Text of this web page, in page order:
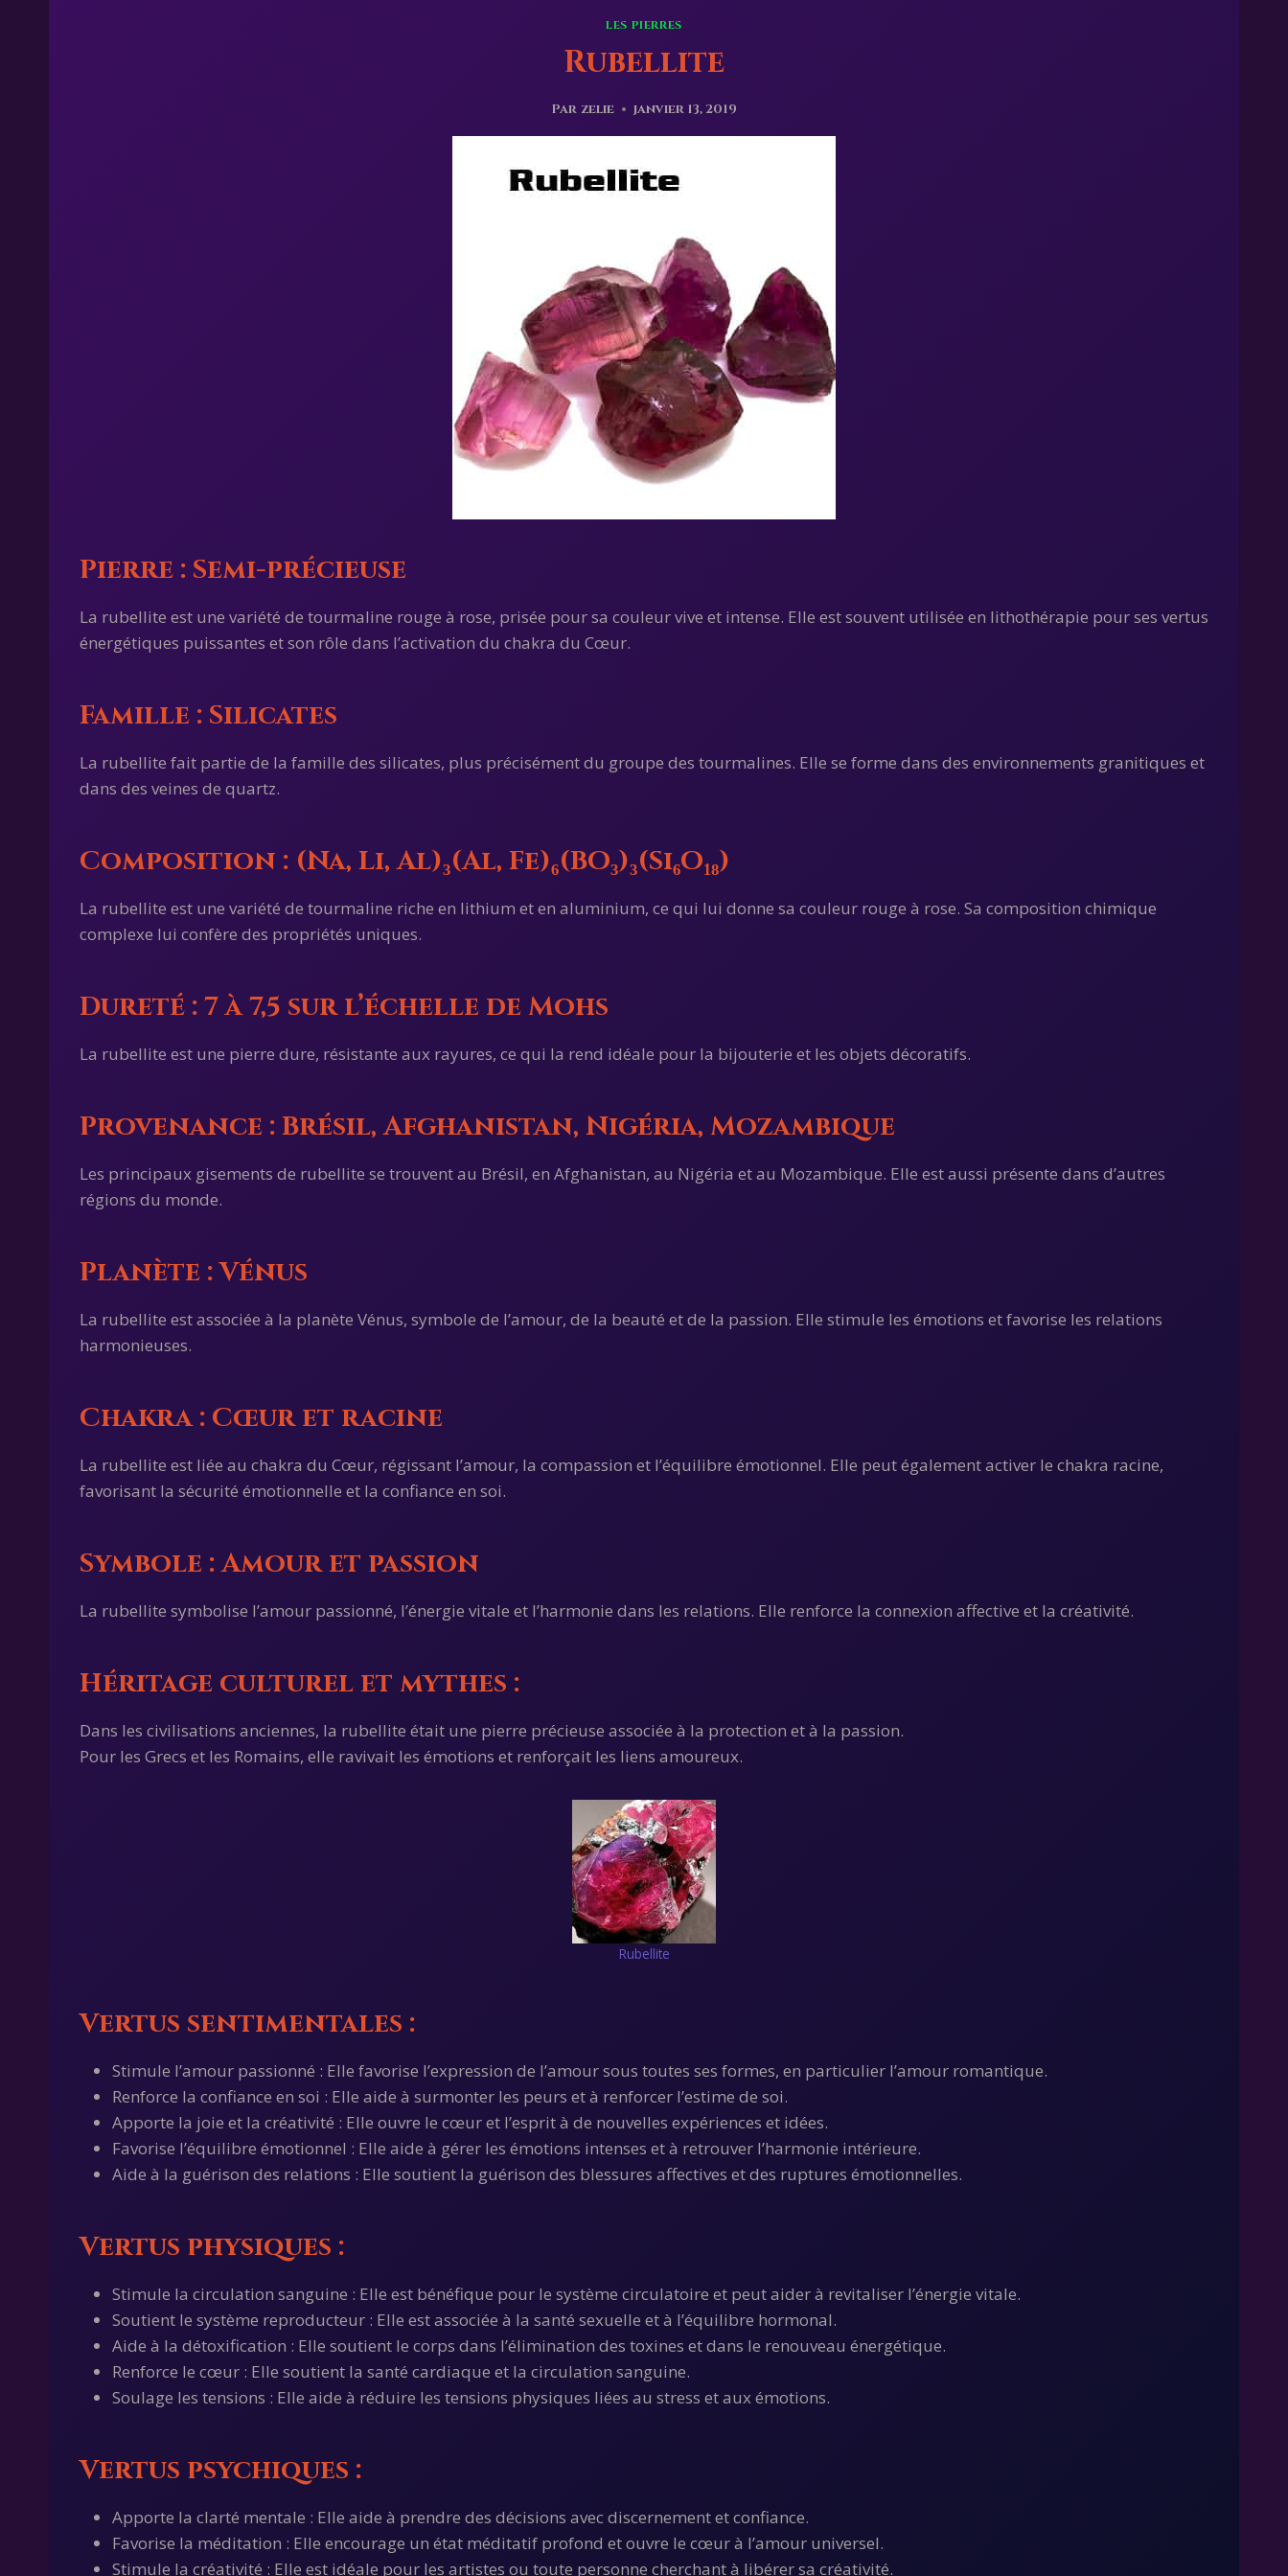
LES PIERRES
Rubellite
Par zelie janvier 13, 2019
Pierre : Semi-précieuse
La rubellite est une variété de tourmaline rouge à rose, prisée pour sa couleur vive et intense. Elle est souvent utilisée en lithothérapie pour ses vertus
énergétiques puissantes et son rôle dans l’activation du chakra du Cœur.
Famille : Silicates
La rubellite fait partie de la famille des silicates, plus précisément du groupe des tourmalines. Elle se forme dans des environnements granitiques et
dans des veines de quartz.
Composition : (Na, Li, Al)₃(Al, Fe)₆(BO₃)₃(Si₆O₁₈)
La rubellite est une variété de tourmaline riche en lithium et en aluminium, ce qui lui donne sa couleur rouge à rose. Sa composition chimique
complexe lui confère des propriétés uniques.
Dureté : 7 à 7,5 sur l’échelle de Mohs
La rubellite est une pierre dure, résistante aux rayures, ce qui la rend idéale pour la bijouterie et les objets décoratifs.
Provenance : Brésil, Afghanistan, Nigéria, Mozambique
Les principaux gisements de rubellite se trouvent au Brésil, en Afghanistan, au Nigéria et au Mozambique. Elle est aussi présente dans d’autres
régions du monde.
Planète : Vénus
La rubellite est associée à la planète Vénus, symbole de l’amour, de la beauté et de la passion. Elle stimule les émotions et favorise les relations
harmonieuses.
Chakra : Cœur et racine
La rubellite est liée au chakra du Cœur, régissant l’amour, la compassion et l’équilibre émotionnel. Elle peut également activer le chakra racine,
favorisant la sécurité émotionnelle et la confiance en soi.
Symbole : Amour et passion
La rubellite symbolise l’amour passionné, l’énergie vitale et l’harmonie dans les relations. Elle renforce la connexion affective et la créativité.
Héritage culturel et mythes :
Dans les civilisations anciennes, la rubellite était une pierre précieuse associée à la protection et à la passion.
Pour les Grecs et les Romains, elle ravivait les émotions et renforçait les liens amoureux.
Rubellite
Vertus sentimentales :
Stimule l’amour passionné : Elle favorise l’expression de l’amour sous toutes ses formes, en particulier l’amour romantique.
Renforce la confiance en soi : Elle aide à surmonter les peurs et à renforcer l’estime de soi.
Apporte la joie et la créativité : Elle ouvre le cœur et l’esprit à de nouvelles expériences et idées.
Favorise l’équilibre émotionnel : Elle aide à gérer les émotions intenses et à retrouver l’harmonie intérieure.
Aide à la guérison des relations : Elle soutient la guérison des blessures affectives et des ruptures émotionnelles.
Vertus physiques :
Stimule la circulation sanguine : Elle est bénéfique pour le système circulatoire et peut aider à revitaliser l’énergie vitale.
Soutient le système reproducteur : Elle est associée à la santé sexuelle et à l’équilibre hormonal.
Aide à la détoxification : Elle soutient le corps dans l’élimination des toxines et dans le renouveau énergétique.
Renforce le cœur : Elle soutient la santé cardiaque et la circulation sanguine.
Soulage les tensions : Elle aide à réduire les tensions physiques liées au stress et aux émotions.
Vertus psychiques :
Apporte la clarté mentale : Elle aide à prendre des décisions avec discernement et confiance.
Favorise la méditation : Elle encourage un état méditatif profond et ouvre le cœur à l’amour universel.
Stimule la créativité : Elle est idéale pour les artistes ou toute personne cherchant à libérer sa créativité.